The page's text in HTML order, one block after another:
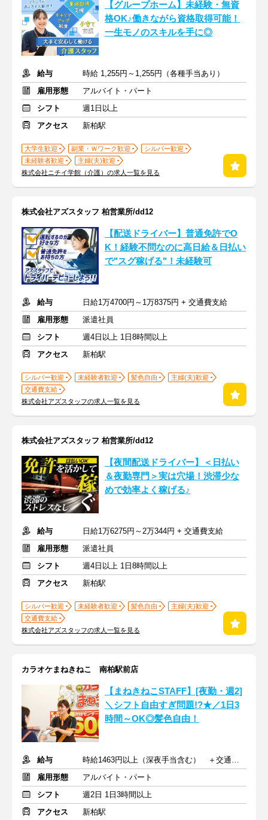
【グループホーム】未経験・無資
格OK♪働きながら資格取得可能！
一生モノのスキルを手に◎
給与
時給 1,255円～1,255円（各種手当あり）
雇用形態
アルバイト・パート
シフト
週1日以上
アクセス
新柏駅
大学生歓迎 副業・Ｗワーク歓迎
シルバー歓迎
未経験者歓迎
主婦(夫)歓迎
株式会社ニチイ学館（介護）の求人一覧を見る
株式会社アズスタッフ 柏営業所/dd12
【配送ドライバー】普通免許でO
K！経験不問なのに高日給＆日払い
で"スグ稼げる"！未経験可
給与
日給1万4700円～1万8375円 + 交通費支給
雇用形態
派遣社員
シフト
週4日以上 1日8時間以上
アクセス
新柏駅
シルバー歓迎 未経験者歓迎 髪色自由
主婦(夫)歓迎
交通費支給
株式会社アズスタッフの求人一覧を見る
株式会社アズスタッフ 柏営業所/dd12
【夜間配送ドライバー】＜日払い
＆夜勤専門＞実は穴場！渋滞少な
めで効率よく稼げる♪
給与
日給1万6275円～2万344円 + 交通費支給
雇用形態
派遣社員
シフト
週4日以上 1日8時間以上
アクセス
新柏駅
シルバー歓迎 未経験者歓迎 髪色自由
主婦(夫)歓迎
交通費支給
株式会社アズスタッフの求人一覧を見る
カラオケまねきねこ 南柏駅前店
【まねきねこSTAFF】[夜勤・週2]
＼シフト自由すぎ問題!?★／1日3
時間～OK◎髪色自由！
給与
時給1463円以上（深夜手当含む） ＋交通費支給
雇用形態
アルバイト・パート
シフト
週2日 1日3時間以上
アクセス
新柏駅